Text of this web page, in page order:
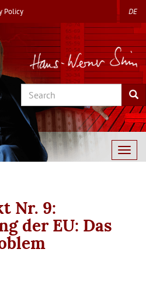
Policy DE
Search
Nr. 9:
der EU: Das